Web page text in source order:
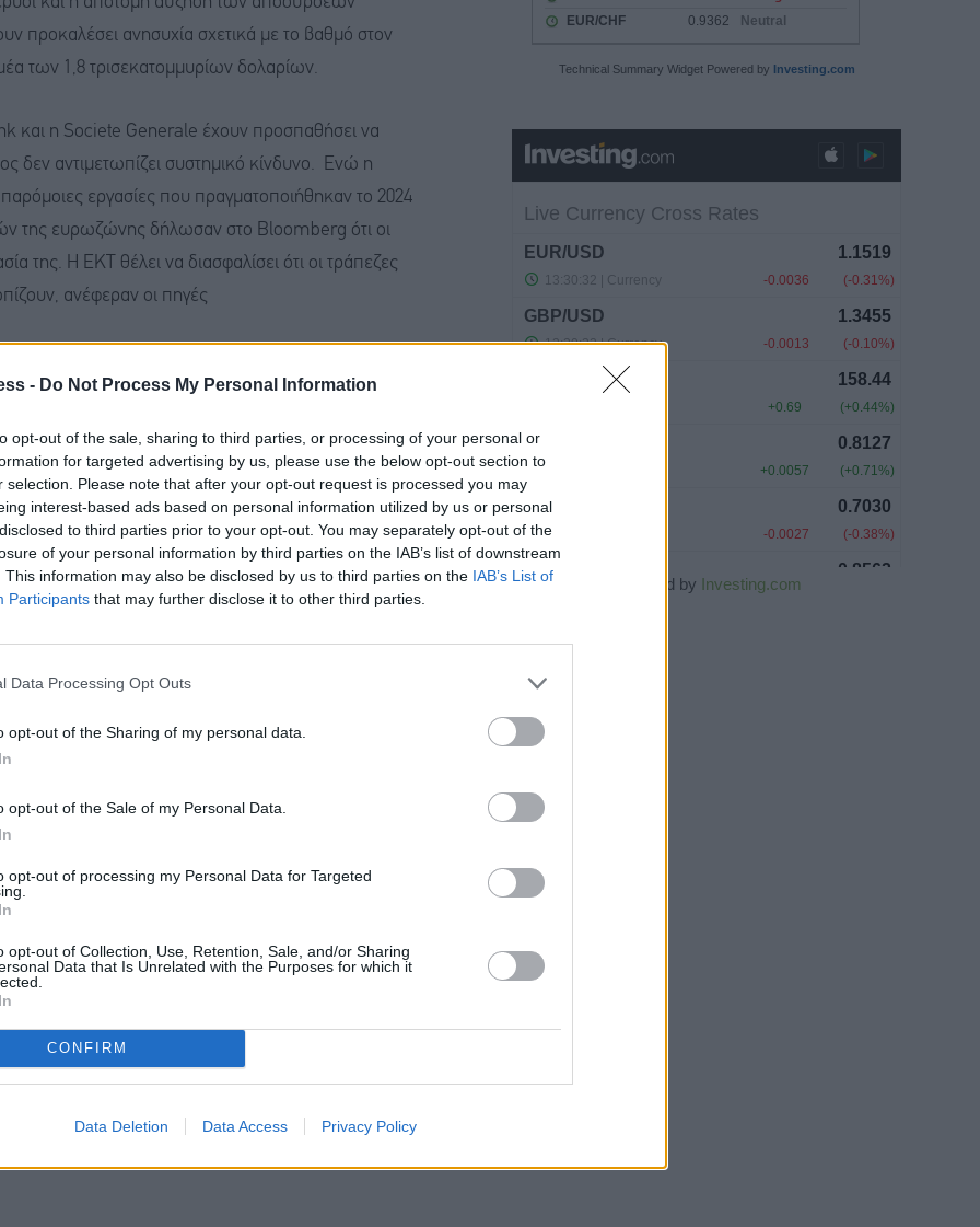
- Do Not Process My Personal Information
opt-out of the sale, sharing to third parties, or processing of your personal or
for targeted advertising by us, please use the below opt-out section to
selection. Please note that after your opt-out request is processed you may
interest-based ads based on personal information utilized by us or personal
to third parties prior to your opt-out. You may separately opt-out of the
of your personal information by third parties on the IAB’s list of downstream
This information may also be disclosed by us to third parties on the IAB’s List of
Participants that may further disclose it to other third parties.
Data Processing Opt Outs
opt-out of the Sharing of my personal data.
opt-out of the Sale of my Personal Data.
opt-out of processing my Personal Data for Targeted
opt-out of Collection, Use, Retention, Sale, and/or Sharing
Data that Is Unrelated with the Purposes for which it
CONFIRM
Data Deletion Data Access Privacy Policy
προκαλέσει ανησυχία σχετικά με το βαθμό στον
των 1,8 τρισεκατομμυρίων δολαρίων.
και η Societe Generale έχουν προσπαθήσει να
δεν αντιμετωπίζει συστημικό κίνδυνο. Ενώ η
εργασίες που πραγματοποιήθηκαν το 2024
της ευρωζώνης δήλωσαν στο Bloomberg ότι οι
της. Η ΕΚΤ θέλει να διασφαλίσει ότι οι τράπεζες
ανέφεραν οι πηγές
της ΑΙ
των ελλείψεων που εντοπίστηκαν στις
σχέσεις των τραπεζών με τον τομέα των ιδιωτικών
τομέα των ιδιωτικών πιστώσεων έχουν
και τις αναταράξεις που αυτή προκαλεί, ιδίως
χορηγήσεις είναι ιδιαίτερα εκτεθειμένες.
οι τράπεζες δεν είναι σε θέση να προσδιορίσουν
τους με τα ιδιωτικά πιστωτικά κεφάλαια.
γύρω στο 1 έως 2% για το ευρωπαϊκό
Bruyette & Woods σε σημείωμα τη Δευτέρα.
δανειστές όπως η Deutsche Bank, η BNP
σαφές εάν οι ευρωπαϊκές τράπεζες θα
καθώς τα σχετικά δάνεια τους είναι σχεδόν πάντα
περίπου 60%, σύμφωνα με τους αναλυτές. «Παρόλα
πιθανότατα θα συνεχίσουν να αποτελούν
πιο εκτεθειμένες», έγραψαν.
Technical Summary Widget Powered by Investing.com
Powered by Investing.com